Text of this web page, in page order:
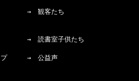
→　観客たち
→　読書室子供たち
　→　公益声